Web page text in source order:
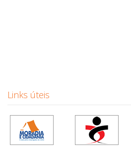
Links úteis